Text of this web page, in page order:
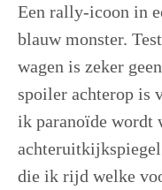
Een rally-icoon in
blauw monster.
wagen is zeker
spoiler achterop is
ik paranoïde wordt
die ik rijd welke